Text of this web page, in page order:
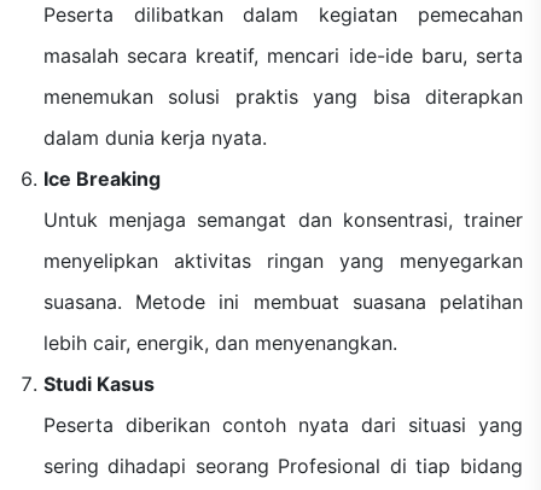
Peserta dilibatkan dalam kegiatan pemecahan
masalah secara kreatif, mencari ide-ide baru, serta
menemukan solusi praktis yang bisa diterapkan
dalam dunia kerja nyata.
Ice Breaking
Untuk menjaga semangat dan konsentrasi, trainer
menyelipkan aktivitas ringan yang menyegarkan
suasana. Metode ini membuat suasana pelatihan
lebih cair, energik, dan menyenangkan.
Studi Kasus
Peserta diberikan contoh nyata dari situasi yang
sering dihadapi seorang Profesional di tiap bidang